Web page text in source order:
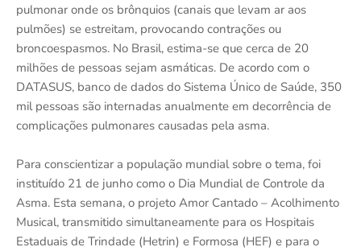
pulmonar onde os brônquios (canais que levam ar aos
pulmões) se estreitam, provocando contrações ou
broncoespasmos. No Brasil, estima-se que cerca de 20
milhões de pessoas sejam asmáticas. De acordo com o
DATASUS, banco de dados do Sistema Único de Saúde, 350
mil pessoas são internadas anualmente em decorrência de
complicações pulmonares causadas pela asma.
Para conscientizar a população mundial sobre o tema, foi
instituído 21 de junho como o Dia Mundial de Controle da
Asma. Esta semana, o projeto Amor Cantado – Acolhimento
Musical, transmitido simultaneamente para os Hospitais
Estaduais de Trindade (Hetrin) e Formosa (HEF) e para o